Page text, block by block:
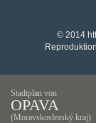
© 2014
Stadtplan von
OPAVA
(Moravskoslezský kraj)